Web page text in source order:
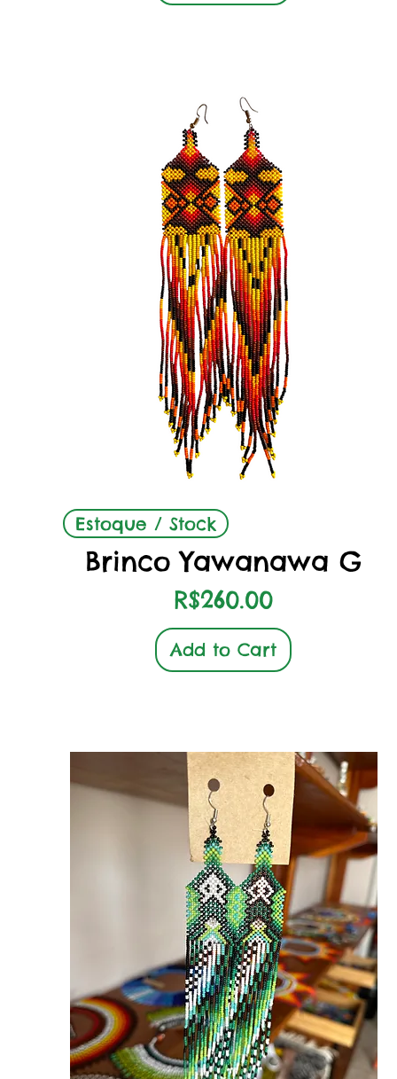
Quick View
Estoque / Stock
Brinco Yawanawa G
Price
R$260.00
Add to Cart